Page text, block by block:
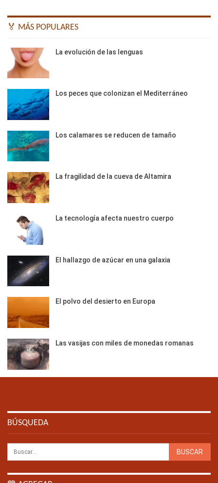
🏅 MÁS POPULARES
La evolución de las lenguas
Los peces que colonizan el Mediterráneo
Los calamares se reducen de tamaño
La fragilidad de la cueva de Altamira
La tecnología afecta nuestro cuerpo
El hallazgo de azúcar en una galaxia
El polvo del desierto en Europa
Las vasijas con miles de monedas romanas
BÚSQUEDA